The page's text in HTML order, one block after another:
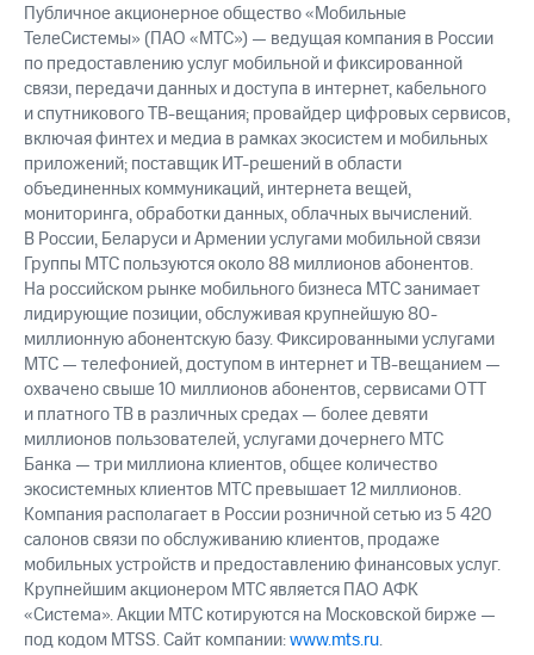
Публичное акционерное общество «Мобильные
ТелеСистемы» (ПАО «МТС») — ведущая компания в России
по предоставлению услуг мобильной и фиксированной
связи, передачи данных и доступа в интернет, кабельного
и спутникового ТВ-вещания; провайдер цифровых сервисов,
включая финтех и медиа в рамках экосистем и мобильных
приложений; поставщик ИТ-решений в области
объединенных коммуникаций, интернета вещей,
мониторинга, обработки данных, облачных вычислений.
В России, Беларуси и Армении услугами мобильной связи
Группы МТС пользуются около 88 миллионов абонентов.
На российском рынке мобильного бизнеса МТС занимает
лидирующие позиции, обслуживая крупнейшую 80-
миллионную абонентскую базу. Фиксированными услугами
МТС — телефонией, доступом в интернет и ТВ-вещанием —
охвачено свыше 10 миллионов абонентов, сервисами OTT
и платного ТВ в различных средах — более девяти
миллионов пользователей, услугами дочернего МТС
Банка — три миллиона клиентов, общее количество
экосистемных клиентов МТС превышает 12 миллионов.
Компания располагает в России розничной сетью из 5 420
салонов связи по обслуживанию клиентов, продаже
мобильных устройств и предоставлению финансовых услуг.
Крупнейшим акционером МТС является ПАО АФК
«Система». Акции МТС котируются на Московской бирже —
под кодом MTSS. Сайт компании:www.mts.ru.